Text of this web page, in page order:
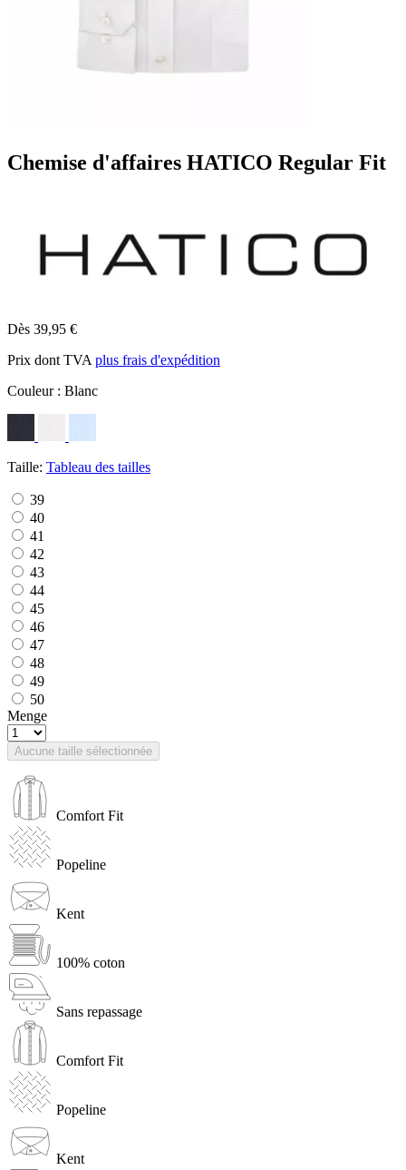
Chemise d'affaires HATICO Regular Fit
Dès 39,95 €
Prix dont TVA plus frais d'expédition
Couleur : Blanc
Taille: Tableau des tailles
39
40
41
42
43
44
45
46
47
48
49
50
Menge
Aucune taille sélectionnée
Comfort Fit
Popeline
Kent
100% coton
Sans repassage
Comfort Fit
Popeline
Kent